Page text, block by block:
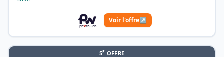
Voir l'offre↗
5E OFFRE